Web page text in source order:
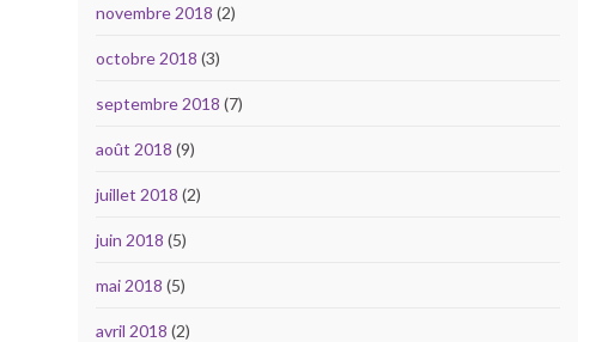
novembre 2018 (2)
octobre 2018 (3)
septembre 2018 (7)
août 2018 (9)
juillet 2018 (2)
juin 2018 (5)
mai 2018 (5)
avril 2018 (2)